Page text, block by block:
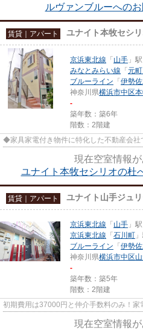
ルヴァンブルーへの
賃貸｜アパート ユナイト本牧セシ
京浜東北線 「 山手 」
みなとみらい線 「 元
ブルーライン 「 伊勢
神奈川県横浜市中区
-
築年数：築6年
階数：2階建
◆家具家電付き物件に特化した不動産会
現在空室情報が
ユナイト本牧セシリオの杜
賃貸｜アパート ユナイト山手ジュ
京浜東北線 「 山手 」
京浜東北線 「 石川町
ブルーライン 「 伊勢
神奈川県横浜市中区
-
築年数：築5年
階数：2階建
初期費用は37000円と仲介手数料のみ！家
現在空室情報が